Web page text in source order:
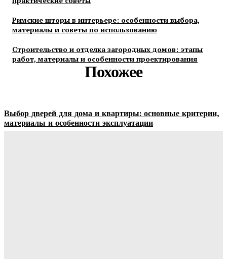
Римские шторы в интерьере: особенности выбора,
материалы и советы по использованию
Строительство и отделка загородных домов: этапы
работ, материалы и особенности проектирования
Похожее
Выбор дверей для дома и квартиры: основные критерии,
материалы и особенности эксплуатации